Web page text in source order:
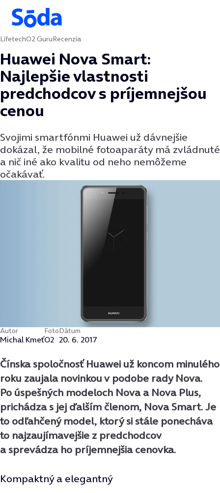
Preskočiť na obsah
LifetechO2 GuruRecenzia
Huawei Nova Smart:
Najlepšie vlastnosti
predchodcov s príjemnejšou
cenou
Svojimi smartfónmi Huawei už dávnejšie
dokázal, že mobilné fotoaparáty má zvládnuté
a nič iné ako kvalitu od neho nemôžeme
očakávať.
Autor
Michal Kmeť
Foto
O2
Dátum
20. 6. 2017
Čínska spoločnosť Huawei už koncom minulého
roku zaujala novinkou v podobe rady Nova.
Po úspešných modeloch Nova a Nova Plus,
prichádza s jej ďalším členom, Nova Smart. Je
to odľahčený model, ktorý si stále ponecháva
to najzaujímavejšie z predchodcov
a sprevádza ho príjemnejšia cenovka.
Kompaktný a elegantný